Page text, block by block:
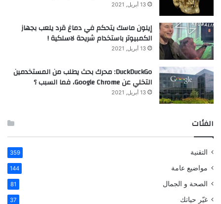
13 أبريل, 2021
إيلون ماسك يتحكم في دماغ قرد يلعب بجهاز
الكمبيوتر باستخدام شريحة لاسلكية !
13 أبريل, 2021
DuckDuckGo: محرك بحث يطلب من المستخدمين
التخلي عن Google Chrome، فما السبب ؟
13 أبريل, 2021
الفئات
التقنية 359
مواضيع عامة 144
الصحة و الجمال 81
غيّر حياتك 37